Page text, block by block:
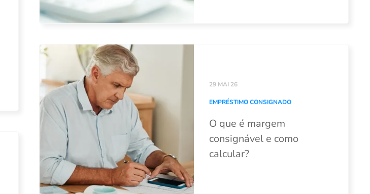
29 MAI 26
EMPRÉSTIMO CONSIGNADO
O que é margem
consignável e como
calcular?